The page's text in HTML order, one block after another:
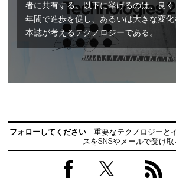
者に共有する。以下に挙げるのは、良
年間で進歩を促し、あるいは大きな変化
本誌が考えるテクノロジーである。
フォローしてください
重要なテクノロジーと
スをSNSやメールで受け取